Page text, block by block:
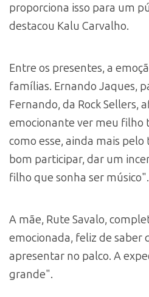
proporciona isso para um
destacou Kalu Carvalho.
Entre os presentes, a
famílias. Ernando Jaques,
Fernando, da Rock Sellers,
emocionante ver meu filho
como esse, ainda mais
bom participar, dar um
filho que sonha ser músico".
A mãe, Rute Savalo,
emocionada, feliz de saber
apresentar no palco. A
grande".